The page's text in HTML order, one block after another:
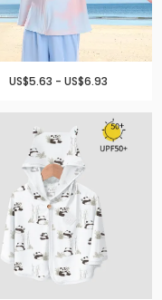
US$5.63 - US$6.93